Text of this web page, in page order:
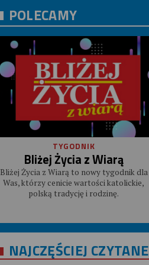
POLECAMY
TYGODNIK
Bliżej Życia z Wiarą
Bliżej Życia z Wiarą to nowy tygodnik dla
Was, którzy cenicie wartości katolickie,
polską tradycję i rodzinę.
NAJCZĘŚCIEJ CZYTANE